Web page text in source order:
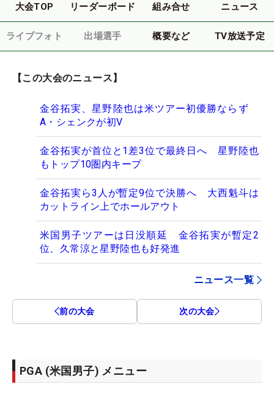
大会TOP リーダーボード 組み合せ ニュース
ライブフォト 出場選手 概要など TV放送予定
【この大会のニュース】
金谷拓実、星野陸也は米ツアー初優勝ならず
A・シェンクが初V
金谷拓実が首位と1差3位で最終日へ 星野陸也
もトップ10圏内キープ
金谷拓実ら3人が暫定9位で決勝へ 大西魁斗は
カットライン上でホールアウト
米国男子ツアーは日没順延 金谷拓実が暫定2
位、久常涼と星野陸也も好発進
ニュース一覧
前の大会 次の大会
PGA (米国男子) メニュー